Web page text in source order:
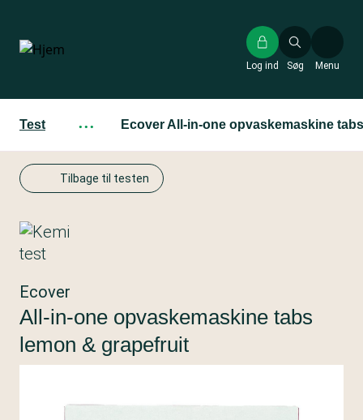
hovedindhold
Søg
Log ind Menu
Test ··· Ecover All-in-one opvaskemaskine
Tilbage til testen
Ecover
All-in-one opvaskemaskine tabs
lemon & grapefruit